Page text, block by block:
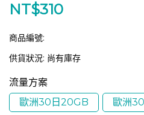
NT$310
商品編號:
供貨狀況: 尚有庫存
流量方案
歐洲30日20GB
歐洲